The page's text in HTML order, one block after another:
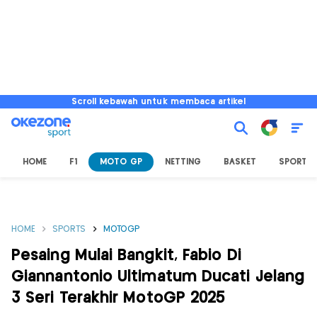
Scroll kebawah untuk membaca artikel
HOME F1 MOTO GP NETTING BASKET SPORT
HOME SPORTS MOTOGP
Pesaing Mulai Bangkit, Fabio Di
Giannantonio Ultimatum Ducati Jelang
3 Seri Terakhir MotoGP 2025